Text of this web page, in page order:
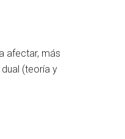
afectar, más
(teoría y